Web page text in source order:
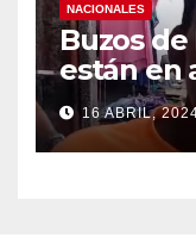
NACIONALES
Buzos
están en
16 ABRIL,